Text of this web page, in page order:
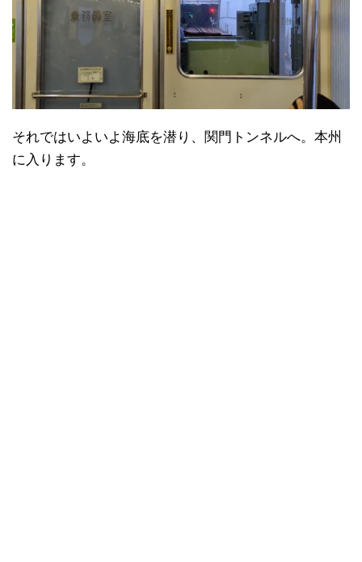
それではいよいよ海底を潜り、関門トンネルへ。本州
に入ります。